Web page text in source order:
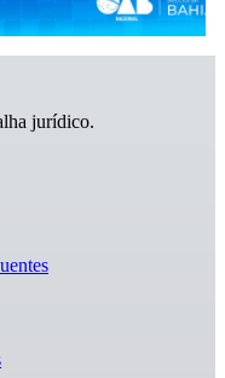
jurídico.